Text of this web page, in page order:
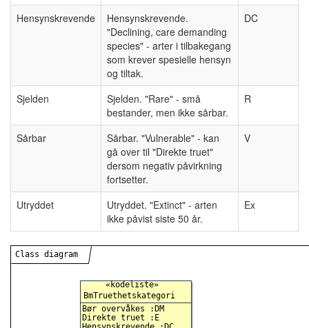
Hensynskrevende
Hensynskrevende.
"Declining, care demanding
species" - arter i tilbakegang
som krever spesielle hensyn
og tiltak.
DC
Sjelden
Sjelden. "Rare" - små
bestander, men ikke sårbar.
R
Sårbar
Sårbar. "Vulnerable" - kan
gå over til "Direkte truet"
dersom negativ påvirkning
fortsetter.
V
Utryddet
Utryddet. "Extinct" - arten
ikke påvist siste 50 år.
Ex